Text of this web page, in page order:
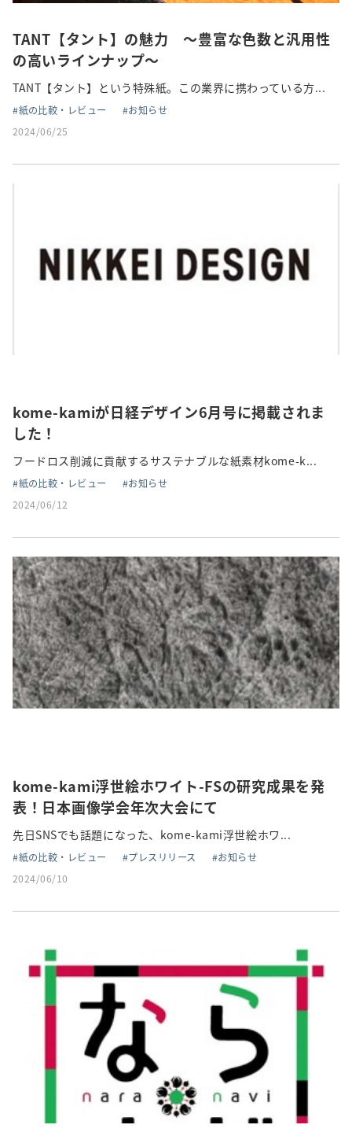
TANT【タント】の魅力 ～豊富な色数と汎用性
の高いラインナップ～
TANT【タント】という特殊紙。この業界に携わっている方...
紙の比較・レビュー
お知らせ
2024/06/25
kome-kamiが日経デザイン6月号に掲載されま
した！
フードロス削減に貢献するサステナブルな紙素材kome-k...
紙の比較・レビュー
お知らせ
2024/06/12
kome-kami浮世絵ホワイト-FSの研究成果を発
表！日本画像学会年次大会にて
先日SNSでも話題になった、kome-kami浮世絵ホワ...
紙の比較・レビュー プレスリリース
お知らせ
2024/06/10